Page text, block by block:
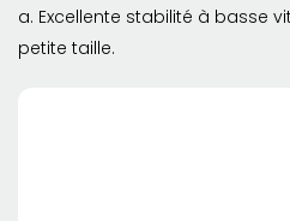
a. Excellente stabilité à basse
petite taille.